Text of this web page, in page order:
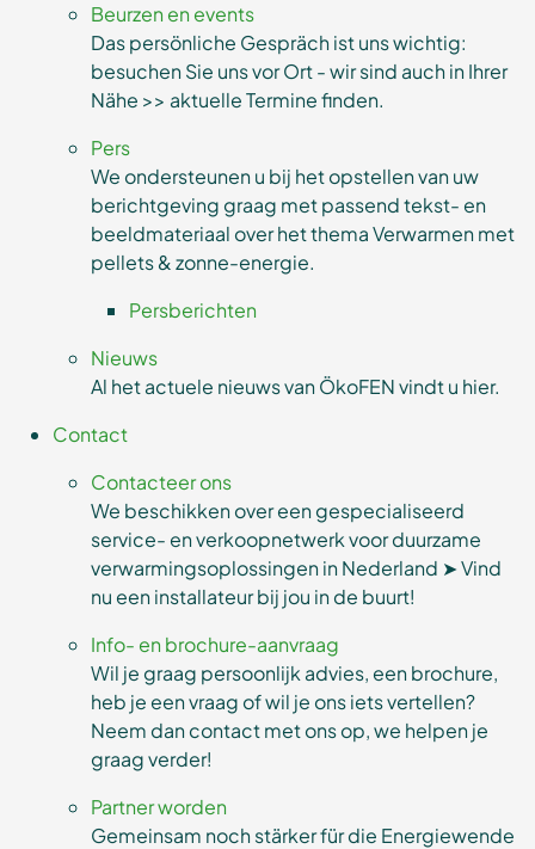
Beurzen en events
Das persönliche Gespräch ist uns wichtig:
besuchen Sie uns vor Ort - wir sind auch in Ihrer
Nähe >> aktuelle Termine finden.
Pers
We ondersteunen u bij het opstellen van uw
berichtgeving graag met passend tekst- en
beeldmateriaal over het thema Verwarmen met
pellets & zonne-energie.
Persberichten
Nieuws
Al het actuele nieuws van ÖkoFEN vindt u hier.
Contact
Contacteer ons
We beschikken over een gespecialiseerd
service- en verkoopnetwerk voor duurzame
verwarmingsoplossingen in Nederland ➤ Vind
nu een installateur bij jou in de buurt!
Info- en brochure-aanvraag
Wil je graag persoonlijk advies, een brochure,
heb je een vraag of wil je ons iets vertellen?
Neem dan contact met ons op, we helpen je
graag verder!
Partner worden
Gemeinsam noch stärker für die Energiewende